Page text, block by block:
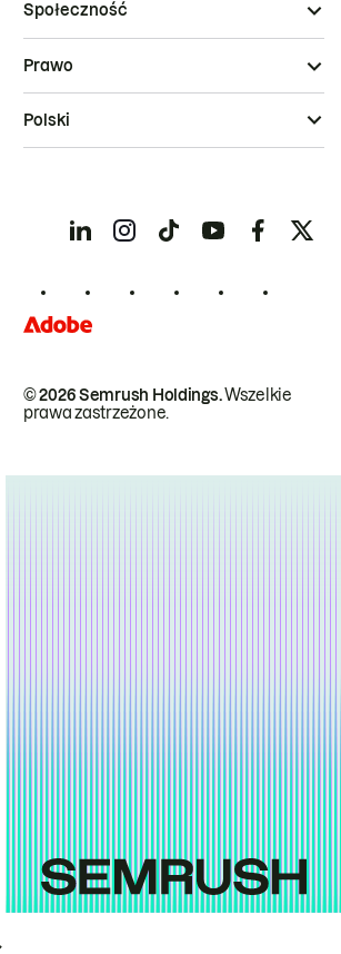
Społeczność
© 2026 Semrush Holdings.Wszelkie
prawa zastrzeżone.
Prawo
Polski